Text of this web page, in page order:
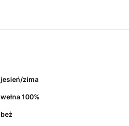
jesień/zima
wełna 100%
beż